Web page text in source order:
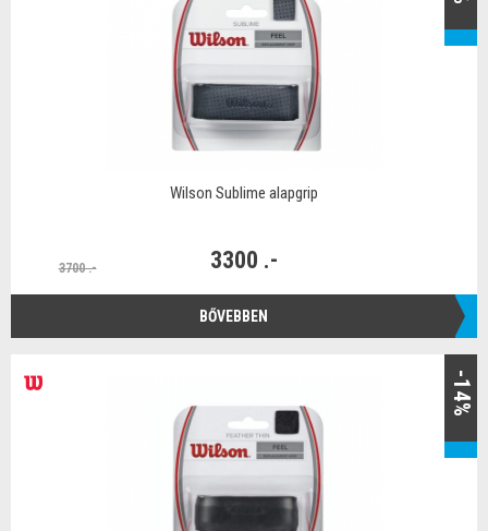
Wilson Sublime alapgrip
3700 .- 3300 .-
BŐVEBBEN
-14%